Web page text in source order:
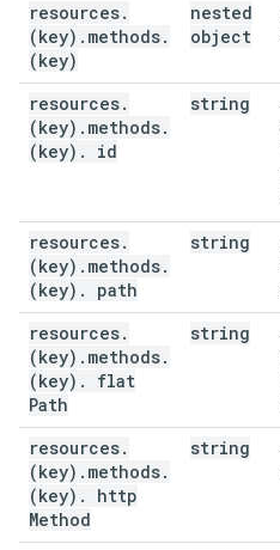
resources.
(key) . methods.
(key)
nested
object
resources.
(key) . methods.
(key) . id
string
resources.
(key) . methods.
(key) . path
string
resources.
(key) . methods.
(key) .
flat
Path
string
resources.
(key) . methods.
(key) .
http
Method
string